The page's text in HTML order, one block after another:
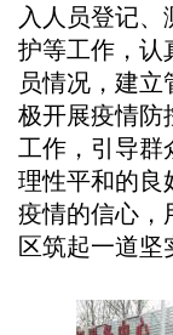
入人员登记、
护等工作，认
员情况，建
极开展疫情防
工作，引导群
理性平和的良
疫情的信心，
区筑起一道坚